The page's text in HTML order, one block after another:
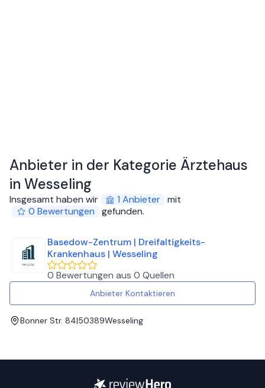
Anbieter in der Kategorie Ärztehaus
in Wesseling
Insgesamt haben wir 1 Anbieter mit
0 Bewertungen gefunden.
Basedow-Zentrum | Dreifaltigkeits-
Krankenhaus | Wesseling
0 Bewertungen aus 0 Quellen
Anbieter Kontaktieren
Bonner Str. 84|50389Wesseling